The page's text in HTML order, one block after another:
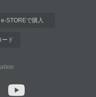
e-STOREで購入
ード